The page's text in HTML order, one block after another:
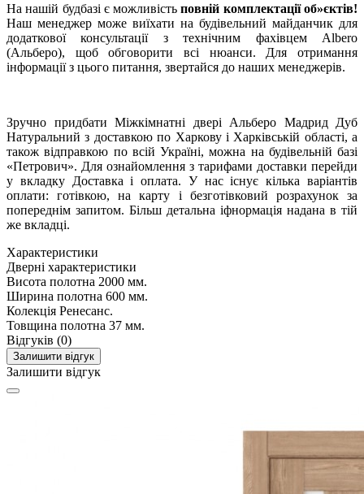
На нашій будбазі є можливістьповній комплектації об»єктів!
Наш менеджер може виїхати на будівельний майданчик для
додаткової консультації з технічним фахівцем Albero
(Альберо), щоб обговорити всі нюанси. Для отримання
інформації з цього питання, звертайся до наших менеджерів.
Зручно придбати Міжкімнатні двері Альберо Мадрид Дуб
Натуральний з доставкою по Харкову і Харківській області, а
також відправкою по всій Україні, можна на будівельній базі
«Петрович». Для ознайомлення з тарифами доставки перейди
у вкладку Доставка і оплата. У нас існує кілька варіантів
оплати: готівкою, на карту і безготівковий розрахунок за
попереднім запитом. Більш детальна іфнормація надана в тій
же вкладці.
Характеристики
Дверні характеристики
Висота полотна 2000 мм.
Ширина полотна 600 мм.
Колекція Ренесанс.
Товщина полотна 37 мм.
Відгуків (0)
Залишити відгук
Залишити відгук